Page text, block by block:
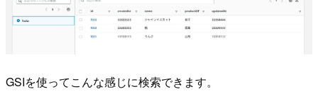
GSIを使ってこんな感じに検索できます。